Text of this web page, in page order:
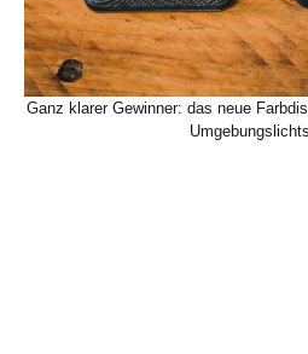
Ganz klarer Gewinner: das neue